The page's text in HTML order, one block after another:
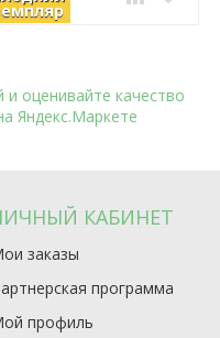
КАБИНЕТ
заказы
программа
профиль